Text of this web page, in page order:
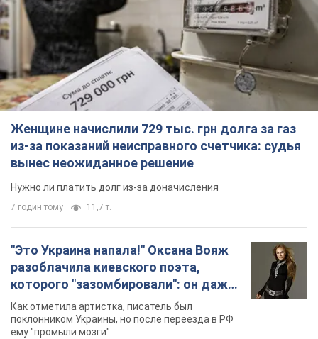
Женщине начислили 729 тыс. грн долга за газ
из-за показаний неисправного счетчика: судья
вынес неожиданное решение
Нужно ли платить долг из-за доначисления
7 годин тому 11,7 т.
"Это Украина напала!" Оксана Вояж
разоблачила киевского поэта,
которого "зазомбировали": он даже
русского не знал, а теперь хочет
геноцида украинцев
Как отметила артистка, писатель был
поклонником Украины, но после переезда в РФ
ему "промыли мозги"